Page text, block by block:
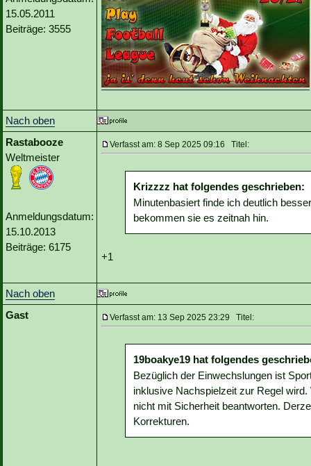
15.05.2011
Beiträge: 3555
Nach oben
Rastabooze
Weltmeister
Anmeldungsdatum:
15.10.2013
Beiträge: 6175
Verfasst am: 8 Sep 2025 09:16 Titel:
Krizzzz hat folgendes geschrieben:
Minutenbasiert finde ich deutlich
bekommen sie es zeitnah hin.
+1
Nach oben
Gast
Verfasst am: 13 Sep 2025 23:29 Titel:
19boakye19 hat folgendes
Bezüglich der Einwechslungen ist
inklusive Nachspielzeit zur Regel
nicht mit Sicherheit beantworten.
Korrekturen.